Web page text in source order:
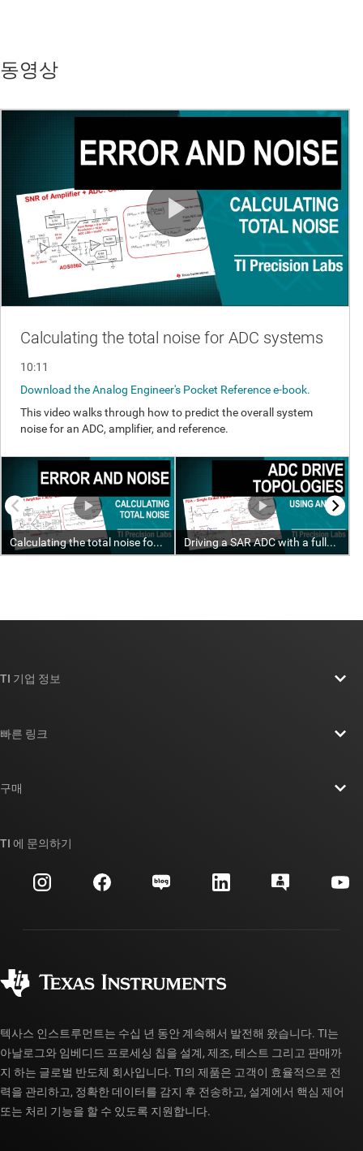
동영상
TI 기업 정보
투자 관계
제조
빠른 링크
대체품 검색
고객 지원 센터
myTI 계정 FAQ
구매
주문 FAQ
TI 에 문의하기
텍사스 인스트루먼트는 수십 년 동안 계속해서 발전해 왔습니다. TI는
아날로그와 임베디드 프로세싱 칩을 설계, 제조, 테스트 그리고 판매까
지 하는 글로벌 반도체 회사입니다. TI의 제품은 고객이 효율적으로 전
력을 관리하고, 정확한 데이터를 감지 후 전송하고, 설계에서 핵심 제어
또는 처리 기능을 할 수 있도록 지원합니다.